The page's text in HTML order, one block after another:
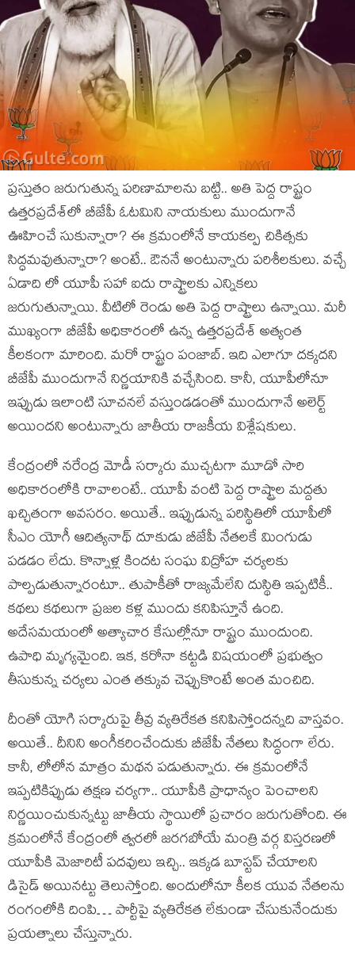
ప్ర‌స్తుతం జ‌రుగుతున్న ప‌రిణామాల‌ను బ‌ట్టి.. అతి పెద్ద రాష్ట్రం
ఉత్త‌రప్ర‌దేశ్‌లో బీజేపీ ఓట‌మిని నాయ‌కులు ముందుగానే
ఊహించే సుకున్నారా? ఈ క్ర‌మంలోనే కాయ‌క‌ల్ప చికిత్స‌కు
సిద్ధ‌మ‌వుతున్నారా? అంటే.. ఔన‌నే అంటున్నారు ప‌రిశీల‌కులు. వ‌చ్చే
ఏడాది లో యూపీ స‌హా ఐదు రాష్ట్రాల‌కు ఎన్నిక‌లు
జ‌రుగుతున్నాయి. వీటిలో రెండు అతి పెద్ద రాష్ట్రాలు ఉన్నాయి. మ‌రీ
ముఖ్యంగా బీజేపీ అధికారంలో ఉన్న ఉత్త‌ర‌ప్ర‌దేశ్ అత్యంత
కీల‌కంగా మారింది. మ‌రో రాష్ట్రం పంజాబ్‌. ఇది ఎలాగూ ద‌క్క‌ద‌ని
బీజేపీ ముందుగానే నిర్ణ‌యానికి వ‌చ్చేసింది. కానీ, యూపీలోనూ
ఇప్పుడు ఇలాంటి సూచ‌న‌లే వ‌స్తుండ‌డంతో ముందుగానే అలెర్ట్
అయింద‌ని అంటున్నారు జాతీయ రాజ‌కీయ విశ్లేష‌కులు.
కేంద్రంలో న‌రేంద్ర మోడీ స‌ర్కారు ముచ్చ‌ట‌గా మూడో సారి
అధికారంలోకి రావాలంటే.. యూపీ వంటి పెద్ద రాష్ట్రాల మ‌ద్ద‌తు
ఖ‌చ్చితంగా అవ‌స‌రం. అయితే.. ఇప్పుడున్న ప‌రిస్థితిలో యూపీలో
సీఎం యోగీ ఆదిత్య‌నాథ్ దూకుడు బీజేపీ నేత‌ల‌కే మింగుడు
ప‌డ‌డం లేదు. కొన్నాళ్ల కింద‌ట సంఘ విద్రోహ చ‌ర్య‌ల‌కు
పాల్ప‌డుతున్నారంటూ.. తుపాకీతో రాజ్య‌మేలేని దుస్థితి ఇప్ప‌టికీ..
క‌థ‌లు క‌థ‌లుగా ప్ర‌జ‌ల క‌ళ్ల ముందు క‌నిపిస్తూనే ఉంది.
అదేస‌మ‌యంలో అత్యాచార కేసుల్లోనూ రాష్ట్రం ముందుంది.
ఉపాధి మృగ్య‌మైంది. ఇక‌, క‌రోనా క‌ట్ట‌డి విష‌యంలో ప్ర‌భుత్వం
తీసుకున్న చ‌ర్య‌లు ఎంత త‌క్కువ చెప్పుకొంటే అంత మంచిది.
దీంతో యోగి స‌ర్కారుపై తీవ్ర వ్య‌తిరేక‌త క‌నిపిస్తోంద‌న్న‌ది వాస్త‌వం.
అయితే.. దీనిని అంగీక‌రించేందుకు బీజేపీ నేత‌లు సిద్ధంగా లేరు.
కానీ, లోలోన మాత్రం మ‌థ‌న ప‌డుతున్నారు. ఈ క్ర‌మంలోనే
ఇప్ప‌టికిప్పుడు త‌క్ష‌ణ‌ చ‌ర్య‌గా.. యూపీకి ప్రాధాన్యం పెంచాల‌ని
నిర్ణ‌యించుకున్న‌ట్టు జాతీయ స్థాయిలో ప్ర‌చారం జ‌రుగుతోంది. ఈ
క్ర‌మంలోనే కేంద్రంలో త్వ‌ర‌లో జ‌ర‌గ‌బోయే మంత్రి వ‌ర్గ విస్త‌ర‌ణ‌లో
యూపీకి మెజారిటీ ప‌ద‌వులు ఇచ్చి.. ఇక్క‌డ బూస్ట‌ప్ చేయాల‌ని
డిసైడ్ అయిన‌ట్టు తెలుస్తోంది. అందులోనూ కీల‌క యువ నేత‌ల‌ను
రంగంలోకి దింపి… పార్టీపై వ్య‌తిరేకత లేకుండా చేసుకునేందుకు
ప్ర‌య‌త్నాలు చేస్తున్నారు.